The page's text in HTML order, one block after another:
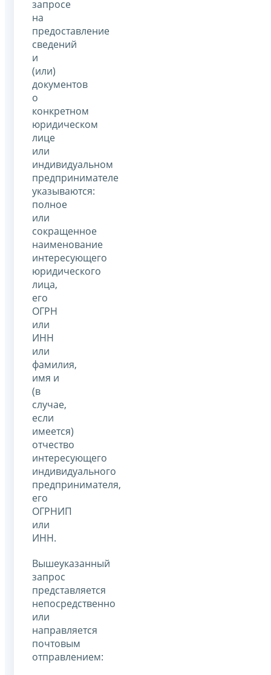
запросе
на
предоставление
сведений
и
(или)
документов
о
конкретном
юридическом
лице
или
индивидуальном
предпринимателе
указываются:
полное
или
сокращенное
наименование
интересующего
юридического
лица,
его
ОГРН
или
ИНН
или
фамилия,
имя и
(в
случае,
если
имеется)
отчество
интересующего
индивидуального
предпринимателя,
его
ОГРНИП
или
ИНН.
Вышеуказанный
запрос
представляется
непосредственно
или
направляется
почтовым
отправлением: